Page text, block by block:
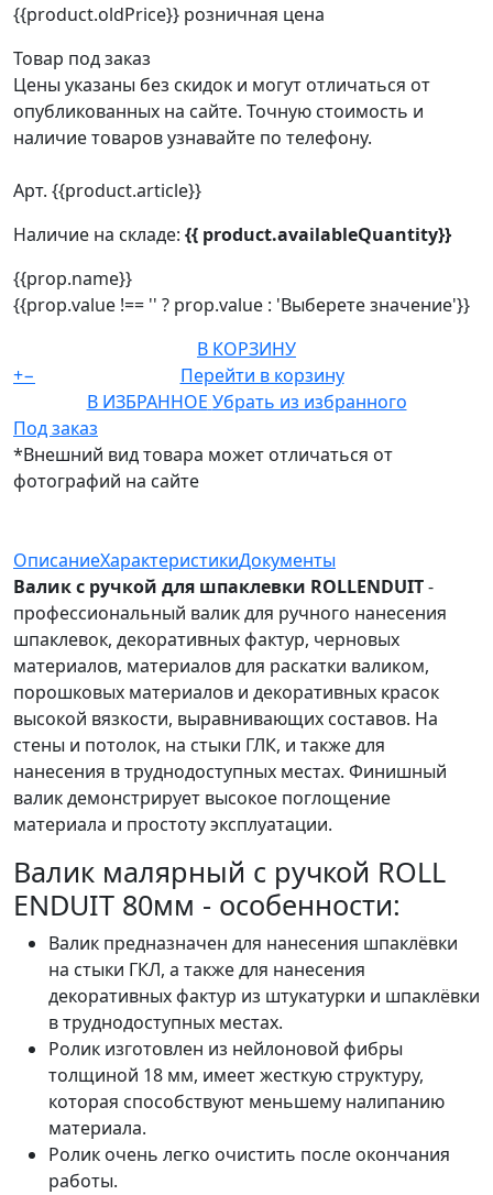
{{product.oldPrice}} розничная цена
Товар под заказ
Цены указаны без скидок и могут отличаться от
опубликованных на сайте. Точную стоимость и
наличие товаров узнавайте по телефону.
Арт. {{product.article}}
Наличие на складе: {{ product.availableQuantity}}
{{prop.name}}
{{prop.value !== '' ? prop.value : 'Выберете значение'}}
В КОРЗИНУ
+−
Перейти в корзину
В ИЗБРАННОЕ Убрать из избранного
Под заказ
*Внешний вид товара может отличаться от
фотографий на сайте
ОписаниеХарактеристикиДокументы
Валик с ручкой для шпаклевки ROLLENDUIT-
профессиональный валик для ручного нанесения
шпаклевок, декоративных фактур, черновых
материалов, материалов для раскатки валиком,
порошковых материалов и декоративных красок
высокой вязкости, выравнивающих составов. На
стены и потолок, на стыки ГЛК, и также для
нанесения в труднодоступных местах. Финишный
валик демонстрирует высокое поглощение
материала и простоту эксплуатации.
Валик малярный с ручкой ROLL
ENDUIT 80мм - особенности:
Валик предназначен для нанесения шпаклёвки
на стыки ГКЛ, а также для нанесения
декоративных фактур из штукатурки и шпаклёвки
в труднодоступных местах.
Ролик изготовлен из нейлоновой фибры
толщиной 18 мм, имеет жесткую структуру,
которая способствуют меньшему налипанию
материала.
Ролик очень легко очистить после окончания
работы.